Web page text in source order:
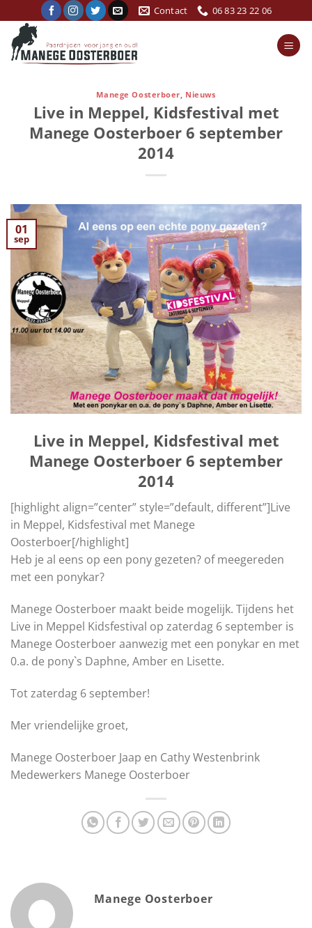
naar
inhoud
Contact 06 83 23 22 06
Manege Oosterboer, Nieuws
Live in Meppel, Kidsfestival met
Manege Oosterboer 6 september
2014
01
sep
Live in Meppel, Kidsfestival met
Manege Oosterboer 6 september
2014
[highlight align=”center” style=”default, different”]Live
in Meppel, Kidsfestival met Manege
Oosterboer[/highlight]
Heb je al eens op een pony gezeten? of meegereden
met een ponykar?
Manege Oosterboer maakt beide mogelijk. Tijdens het
Live in Meppel Kidsfestival op zaterdag 6 september is
Manege Oosterboer aanwezig met een ponykar en met
0.a. de pony`s Daphne, Amber en Lisette.
Tot zaterdag 6 september!
Mer vriendelijke groet,
Manege Oosterboer Jaap en Cathy Westenbrink
Medewerkers Manege Oosterboer
Manege Oosterboer